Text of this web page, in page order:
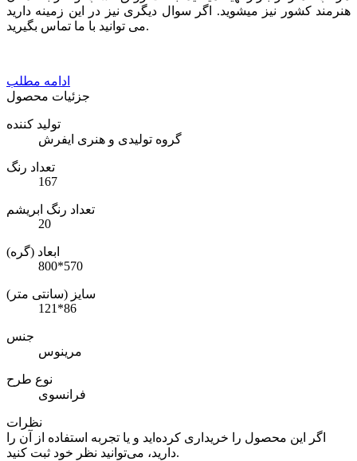
هنرمند کشور نیز میشوید. اگر سوال دیگری نیز در این زمینه دارید
می توانید با ما تماس بگیرید.
ادامه مطلب
جزئیات محصول
تولید کننده
گروه تولیدی و هنری ایفرش
تعداد رنگ
167
تعداد رنگ ابریشم
20
ابعاد (گره)
800*570
سایز (سانتی متر)
121*86
جنس
مرینوس
نوع طرح
فرانسوی
نظرات
اگر این محصول را خریداری کرده‌اید و یا تجربه استفاده از آن را
دارید، می‌توانید نظر خود ثبت کنید.